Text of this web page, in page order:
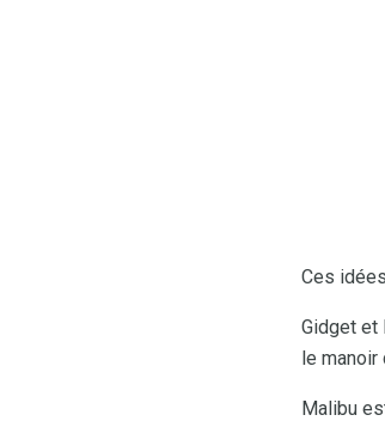
Ces
Gidget et
le
Malibu